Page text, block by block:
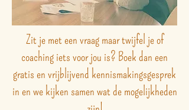
Zit je met een vraag maar twijfel je of
coaching iets voor jou is? Boek dan een
gratis en vrijblijvend kennismakingsgesprek
in en we kijken samen wat de mogelijkheden